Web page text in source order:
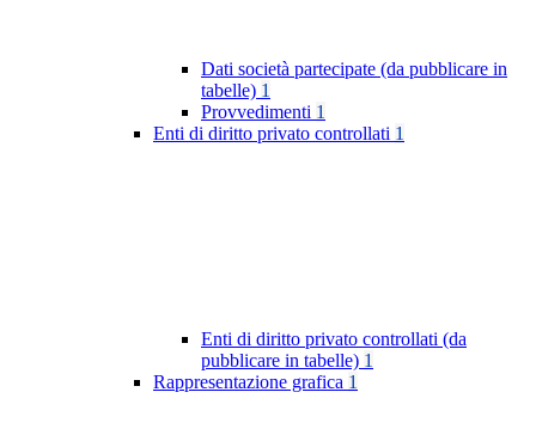
Dati società partecipate (da pubblicare in
tabelle) 1
Provvedimenti 1
Enti di diritto privato controllati 1
Enti di diritto privato controllati (da
pubblicare in tabelle) 1
Rappresentazione grafica 1